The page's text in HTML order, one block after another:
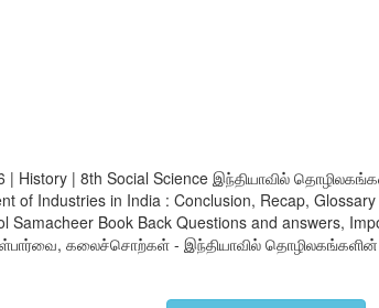
History | 8th Social Science இந்தியாவில்
of Industries in India : Conclusion, Recap,
Book Back Questions and answers,
கலைச்சொற்கள் - இந்தியாவில் தொழிலகங்களின்